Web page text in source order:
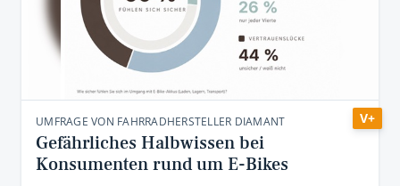
V+
UMFRAGE VON FAHRRADHERSTELLER DIAMANT
Gefährliches Halbwissen bei
Konsumenten rund um E-Bikes